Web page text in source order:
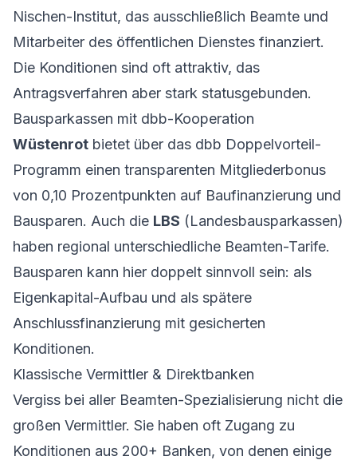
Nischen-Institut, das ausschließlich Beamte und
Mitarbeiter des öffentlichen Dienstes finanziert.
Die Konditionen sind oft attraktiv, das
Antragsverfahren aber stark statusgebunden.
Bausparkassen mit dbb-Kooperation
Wüstenrot bietet über das dbb Doppelvorteil-
Programm einen transparenten Mitgliederbonus
von 0,10 Prozentpunkten auf Baufinanzierung und
Bausparen. Auch die LBS (Landesbausparkassen)
haben regional unterschiedliche Beamten-Tarife.
Bausparen kann hier doppelt sinnvoll sein: als
Eigenkapital-Aufbau und als spätere
Anschlussfinanzierung mit gesicherten
Konditionen.
Klassische Vermittler & Direktbanken
Vergiss bei aller Beamten-Spezialisierung nicht die
großen Vermittler. Sie haben oft Zugang zu
Konditionen aus 200+ Banken, von denen einige